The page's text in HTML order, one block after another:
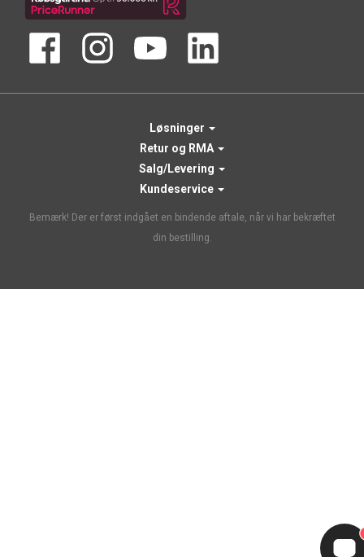
Løsninger
Retur og RMA
Salg/Levering
Kundeservice
Bemærk! Der er først indgået en bindende aftale, når vi har bekræftet
din bestilling.